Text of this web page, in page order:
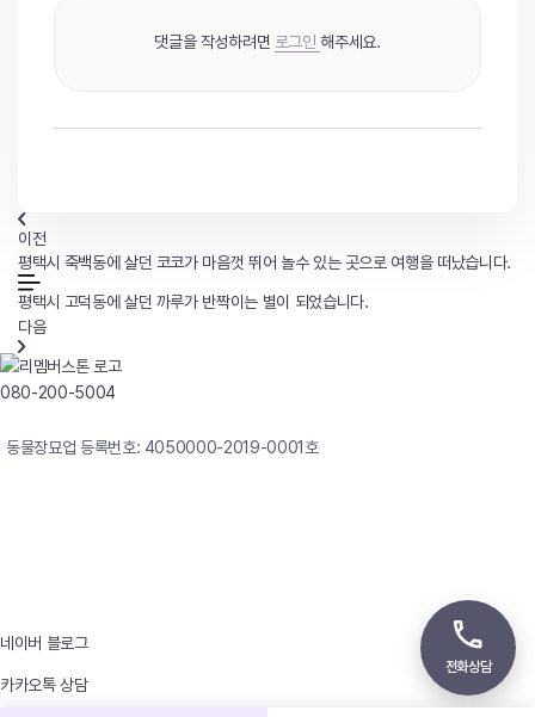
댓글을 작성하려면 로그인 해주세요.
이전
평택시 죽백동에 살던 코코가 마음껏 뛰어 놀수 있는 곳으로 여행을 떠났습니다.
평택시 고덕동에 살던 까루가 반짝이는 별이 되었습니다.
다음
080-200-5004
동물장묘업 등록번호: 4050000-2019-0001호
네이버 블로그
카카오톡 상담
전화상담